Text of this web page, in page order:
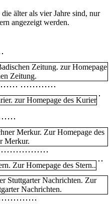
älter als vier Jahre sind, nur
angezeigt werden.